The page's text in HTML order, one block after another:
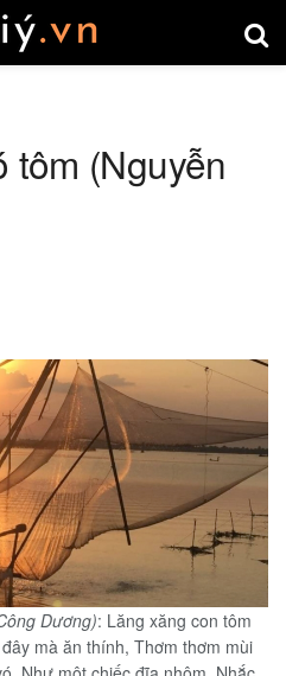
tôm (Nguyễn
Dương): Lăng xăng con tôm
mà ăn thính, Thơm thơm mùi